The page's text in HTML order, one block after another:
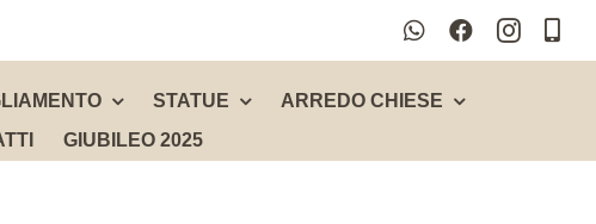
STATUE
ARREDO CHIESE
GIUBILEO 2025